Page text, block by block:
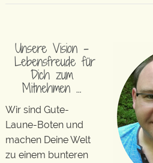
Unsere Vision –
Lebensfreude für
Dich zum
Mitnehmen …
Wir sind Gute-
Laune-Boten und
machen Deine Welt
zu einem bunteren